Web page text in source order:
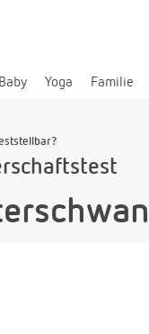
Baby Yoga Familie